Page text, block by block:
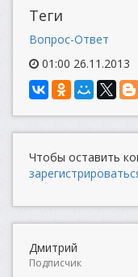
Теги
Вопрос-Ответ
01:00 26.11.2013
Чтобы оставить
Дмитрий
Подписчик